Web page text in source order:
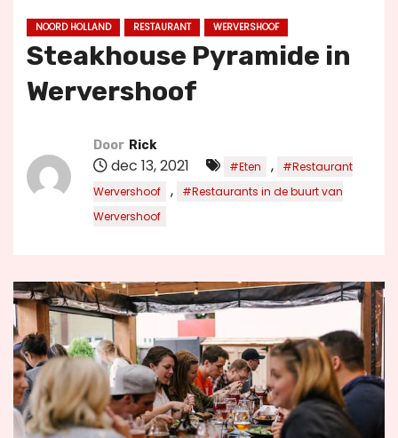
NOORD HOLLAND RESTAURANT WERVERSHOOF
Steakhouse Pyramide in
Wervershoof
Door Rick
dec 13, 2021 #Eten ,
#Restaurant
Wervershoof
,
#Restaurants in de buurt van
Wervershoof